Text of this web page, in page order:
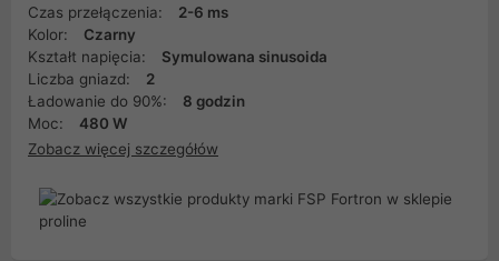
Czas przełączenia:
2-6 ms
Kolor:
Czarny
Kształt napięcia:
Symulowana sinusoida
Liczba gniazd:
2
Ładowanie do 90%:
8 godzin
Moc:
480 W
Zobacz więcej szczegółów